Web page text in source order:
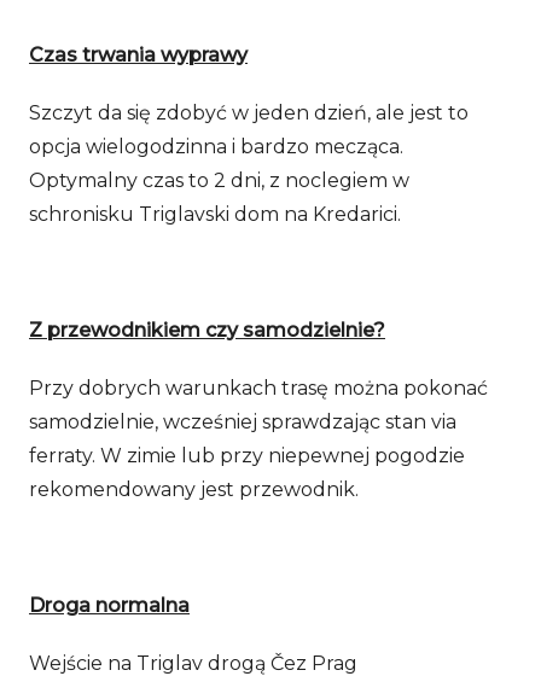
Czas trwania wyprawy
Szczyt da się zdobyć w jeden dzień, ale jest to
opcja wielogodzinna i bardzo mecząca.
Optymalny czas to 2 dni, z noclegiem w
schronisku Triglavski dom na Kredarici.
Z przewodnikiem czy samodzielnie?
Przy dobrych warunkach trasę można pokonać
samodzielnie, wcześniej sprawdzając stan via
ferraty. W zimie lub przy niepewnej pogodzie
rekomendowany jest przewodnik.
Droga normalna
Wejście na Triglav drogą Čez Prag